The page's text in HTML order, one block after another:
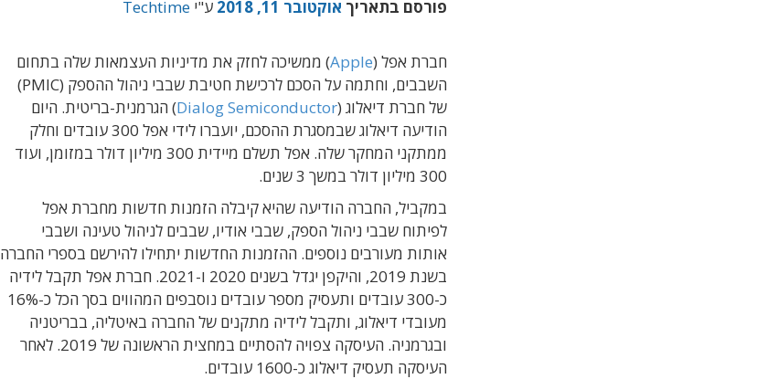
פורסם בתאריך אוקטובר 11, 2018 ע"י Techtime
חברת אפל (Apple) ממשיכה לחזק את מדיניות העצמאות שלה בתחום
השבבים, וחתמה על הסכם לרכישת חטיבת שבבי ניהול ההספק (PMIC)
של חברת דיאלוג (Dialog Semiconductor) הגרמנית-בריטית. היום
הודיעה דיאלוג שבמסגרת ההסכם, יועברו לידי אפל 300 עובדים וחלק
ממתקני המחקר שלה. אפל תשלם מיידית 300 מיליון דולר במזומן, ועוד
300 מיליון דולר במשך 3 שנים.
במקביל, החברה הודיעה שהיא קיבלה הזמנות חדשות מחברת אפל
לפיתוח שבבי ניהול הספק, שבבי אודיו, שבבים לניהול טעינה ושבבי
אותות מעורבים נוספים. ההזמנות החדשות יתחילו להירשם בספרי החברה
בשנת 2019, והיקפן יגדל בשנים 2020 ו-2021. חברת אפל תקבל לידיה
כ-300 עובדים ותעסיק מספר עובדים נוסבפים המהווים בסך הכל כ-16%
מעובדי דיאלוג, ותקבל לידיה מתקנים של החברה באיטליה, בבריטניה
ובגרמניה. העיסקה צפויה להסתיים במחצית הראשונה של 2019. לאחר
העיסקה תעסיק דיאלוג כ-1600 עובדים.